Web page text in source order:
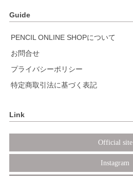
Guide
PENCIL ONLINE SHOPについて
お問合せ
プライバシーポリシー
特定商取引法に基づく表記
Link
Official site
Instagram